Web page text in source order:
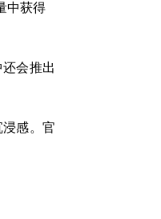
中获得
会推出
感。官